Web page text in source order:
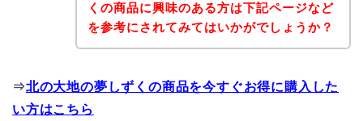
くの商品に興味のある方は下記ページなど
を参考にされてみてはいかがでしょうか？
⇒北の大地の夢しずくの商品を今すぐお得に購入した
い方はこちら